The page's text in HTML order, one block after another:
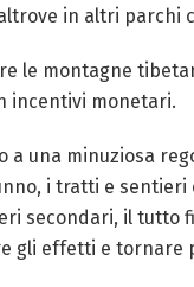
in altri parchi
le montagne
incentivi monetari.
a una minuziosa
i tratti e sentieri
secondari, il tutto
gli effetti e tornare